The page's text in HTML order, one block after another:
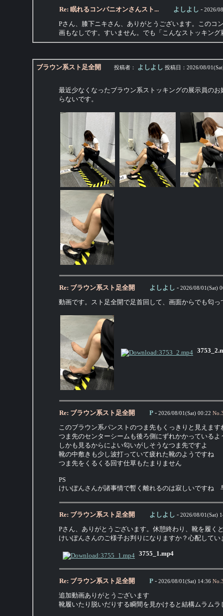
Re: 眠れるコンパニオンさんスト... よしよし - 2026/
Pさん、膝下ニキさん、ありがとうございます。このコ
画もなしです。すいません。でも「こんなストッキン
ブラウン系スト足全開 投稿者： よしよし 投稿日： 2026/08/
最近少なくなったブラウン系ストッキングの展示員の
らないです。
Re: ブラウン系スト足全開 よしよし - 2026/08/01(Sat)
動画です。スト足全開で足首回して、画面からでも匂っ
Re: ブラウン系スト足全開 P - 2026/08/01(Sat) 00:22 No.
このブラウン系パンストのつま先もくっきりと見えます
つま先のセンターシームも後ろ側にずれかかっているよ
しかも見るからによい匂いがしそうなつま先ですよ
靴の中敷きも少し波打っていて疲れた靴のようですね
つま先をくるくる回す仕草もたまりません
PS
けいぽんさんが諸事情で暫く離れるのは寂しいですね
Re: ブラウン系スト足全開 よしよし - 2026/08/01(Sat)
Pさん、ありがとうございます。休憩終わり、靴を履く
けいぽんさんのご様子お判りになりますか？心配してい
3755_1.mp4
Re: ブラウン系スト足全開 P - 2026/08/01(Sat) 14:36 No.
追加動画ありがとうございます
靴履いたり脱いだりする瞬間を見かけると結構ムラムラ